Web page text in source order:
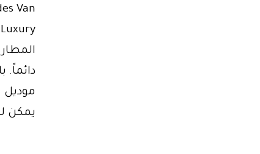
دائماً.
يمكن